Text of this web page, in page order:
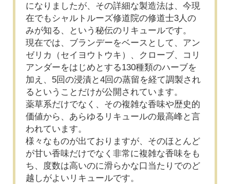
になりましたが、その詳細な製造法は、今現
在でもシャルトルーズ修道院の修道士3人の
みが知る、という秘伝のリキュールです。
現在では、ブランデーをベースとして、アン
ゼリカ（セイヨウトウキ）、クローブ、コリ
アンダーをはじめとする130種類のハーブを
加え、5回の浸漬と4回の蒸留を経て調製され
るということだけが公開されています。
薬草系だけでなく、その複雑な香味や歴史的
価値から、あらゆるリキュールの最高峰と言
われています。
様々なものが出ておりますが、そのほとんど
が甘い香味だけでなく非常に複雑な香味をも
ち、度数は高いのに滑らかな口当たりでのど
越しがよいリキュールです。